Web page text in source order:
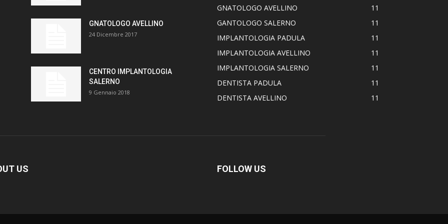
GNATOLOGO AVELLINO
24 Dicembre 2017
CENTRO IMPLANTOLOGIA
SALERNO
9 Gennaio 2018
GNATOLOGO AVELLINO
11
GANTOLOGO SALERNO
11
IMPLANTOLOGIA PADULA
11
IMPLANTOLOGIA AVELLINO
11
IMPLANTOLOGIA SALERNO
11
DENTISTA PADULA
11
DENTISTA AVELLINO
11
US FOLLOW US